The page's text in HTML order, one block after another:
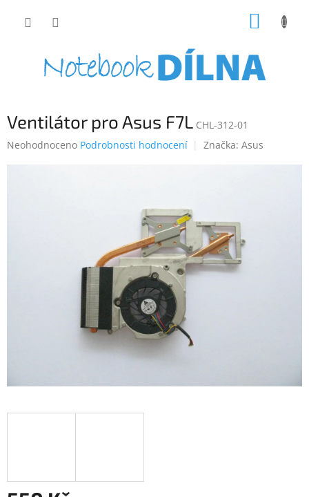
Ventilátor pro Asus F7L CHL-312-01
Průměrné
Neohodnoceno Podrobnosti hodnocení Značka: Asus